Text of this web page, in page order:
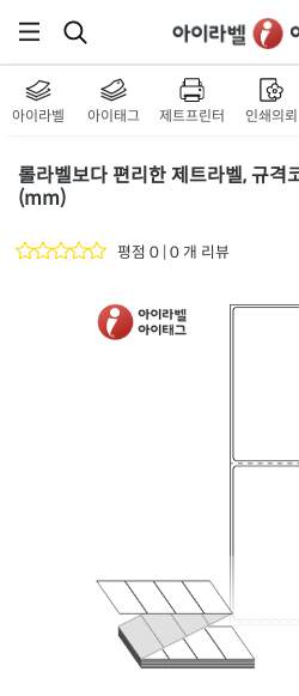
아이라벨 아이태그 제트프린터 인쇄의뢰
롤라벨보다 편리한 제트라벨, 규
(mm)
평점 0 | 0 개 리뷰